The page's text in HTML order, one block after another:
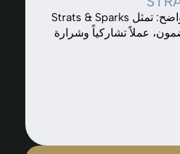
اسم شركة بموقف واضح: تمثل Strats & Sparks
عملاً تشاركياً وشرارة